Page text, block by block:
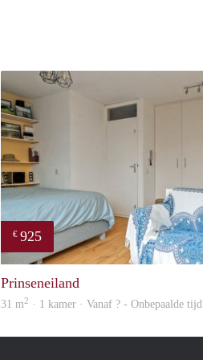
€ 925
Prinseneiland
31 m2 · 1 kamer · Vanaf ? - Onbepaalde tijd